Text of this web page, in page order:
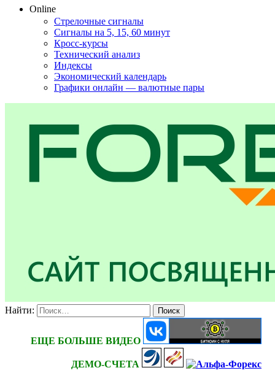
Online
Стрелочные сигналы
Сигналы на 5, 15, 60 минут
Кросс-курсы
Технический анализ
Индексы
Экономический календарь
Графики онлайн — валютные пары
Найти:
ЕЩЕ БОЛЬШЕ ВИДЕО
ДЕМО-СЧЕТА